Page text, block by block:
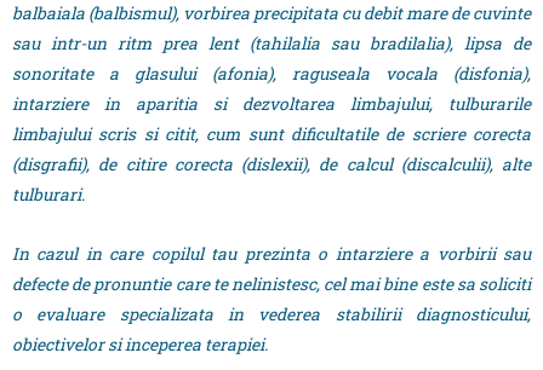
balbaiala (balbismul), vorbirea precipitata cu debit mare de cuvinte
sau intr-un ritm prea lent (tahilalia sau bradilalia), lipsa de
sonoritate a glasului (afonia), raguseala vocala (disfonia),
intarziere in aparitia si dezvoltarea limbajului, tulburarile
limbajului scris si citit, cum sunt dificultatile de scriere corecta
(disgrafii), de citire corecta (dislexii), de calcul (discalculii), alte
tulburari.
In cazul in care copilul tau prezinta o intarziere a vorbirii sau
defecte de pronuntie care te nelinistesc, cel mai bine este sa soliciti
o evaluare specializata in vederea stabilirii diagnosticului,
obiectivelor si inceperea terapiei.